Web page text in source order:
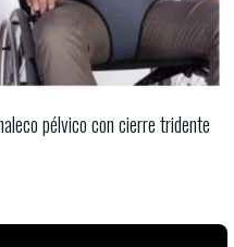
pélvico con cierre tridente